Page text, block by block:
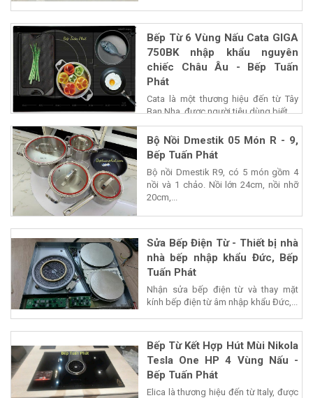
Bếp Từ 6 Vùng Nấu Cata GIGA
750BK nhập khẩu nguyên
chiếc Châu Âu - Bếp Tuấn
Phát
Cata là một thương hiệu đến từ Tây
Ban Nha, được người tiêu dùng biết...
Bộ Nồi Dmestik 05 Món R - 9,
Bếp Tuấn Phát
Bộ nồi Dmestik R9, có 5 món gồm 4
nồi và 1 chảo. Nồi lớn 24cm, nồi nhỡ
20cm,...
Sửa Bếp Điện Từ - Thiết bị nhà
nhà bếp nhập khẩu Đức, Bếp
Tuấn Phát
Nhận sửa bếp điện từ và thay mặt
kính bếp điện từ âm nhập khẩu Đức,...
Bếp Từ Kết Hợp Hút Mùi Nikola
Tesla One HP 4 Vùng Nấu -
Bếp Tuấn Phát
Elica là thương hiệu đến từ Italy, được